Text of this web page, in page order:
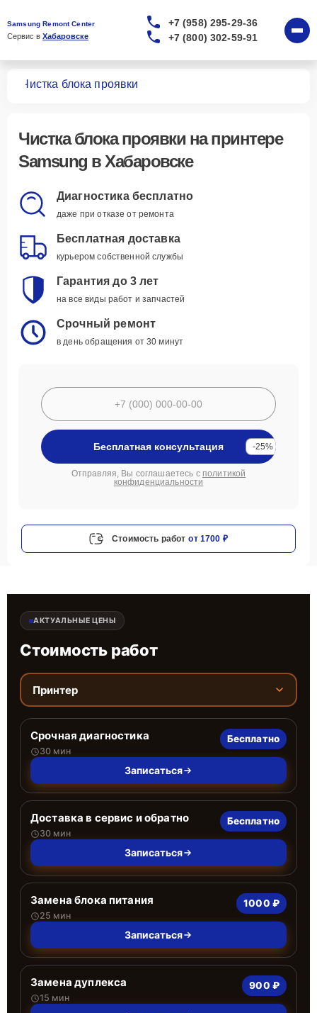
Samsung Remont Center
Сервис в Хабаровске
+7 (958) 295-29-36
+7 (800) 302-59-91
Чистка блока проявки
Чистка блока проявки на принтере
Samsung в Хабаровске
Диагностика бесплатно
даже при отказе от ремонта
Бесплатная доставка
курьером собственной службы
Гарантия до 3 лет
на все виды работ и запчастей
Срочный ремонт
в день обращения от 30 минут
Бесплатная консультация -25%
Отправляя, Вы соглашаетесь с политикой
конфиденциальности
Стоимость работ от 1700 ₽
АКТУАЛЬНЫЕ ЦЕНЫ
Стоимость работ
Принтер
Срочная диагностика
30 мин
Бесплатно
Записаться
Доставка в сервис и обратно
30 мин
Бесплатно
Записаться
Замена блока питания
25 мин
1000 ₽
Записаться
Замена дуплекса
15 мин
900 ₽